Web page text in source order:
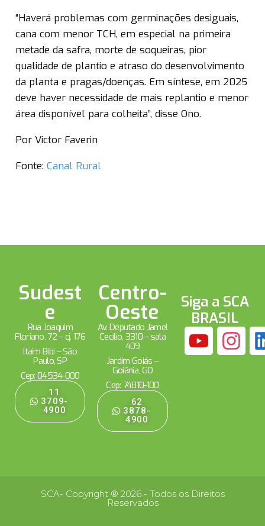
“Haverá problemas com germinações desiguais,
cana com menor TCH, em especial na primeira
metade da safra, morte de soqueiras, pior
qualidade de plantio e atraso do desenvolvimento
da planta e pragas/doenças. Em síntese, em 2025
deve haver necessidade de mais replantio e menor
área disponível para colheita”, disse Ono.
Por Victor Faverin
Fonte: Canal Rural
Sudest
e
Rua Joaquim
Floriano, 72 – cj. 176
Itaim Bibi – São
Paulo, SP
Cep: 04534-000
11
3709-
4900
Centro-
Oeste
Av. Deputado Jamel
Cecílio, 3310 – sala
409
Jardim Goiás –
Goiânia, GO
Cep: 74810-100
62
3878-
4900
Siga a SCA
BRASIL
SCA- Copyright ® 2026 - Todos os Direitos
Reservados